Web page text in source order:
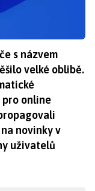
s názvem
velké oblibě.
online
novinky v
uživatelů